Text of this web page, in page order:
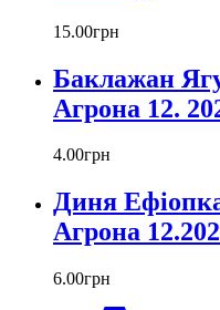
15.00грн
Баклажан
Агрона 12.
4.00грн
Диня
Агрона
6.00грн